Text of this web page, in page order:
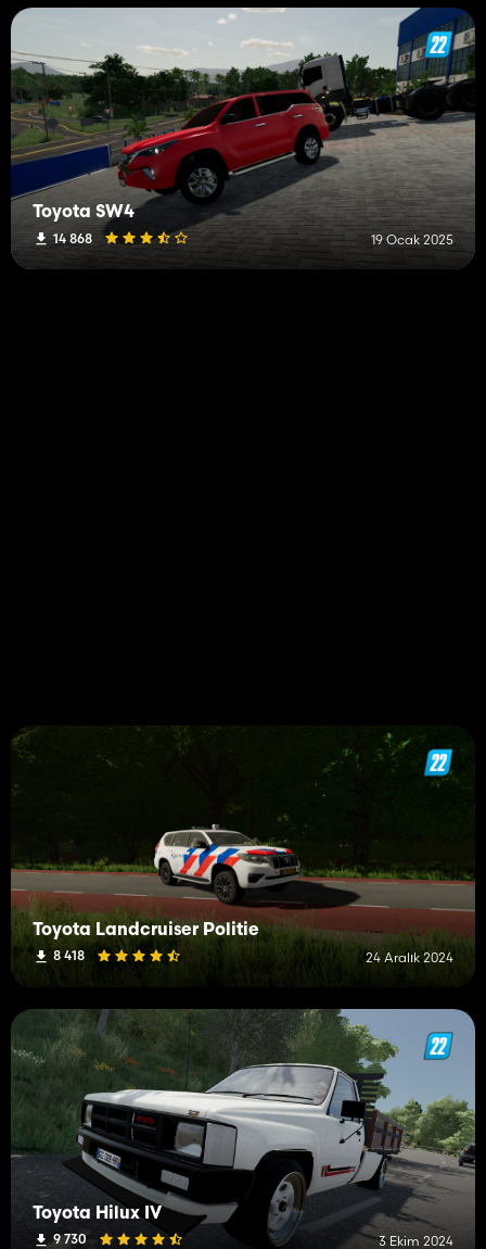
Toyota SW4
14 868 19 Ocak 2025
Toyota Landcruiser Politie
8 418 24 Aralık 2024
Toyota Hilux IV
9 730 3 Ekim 2024